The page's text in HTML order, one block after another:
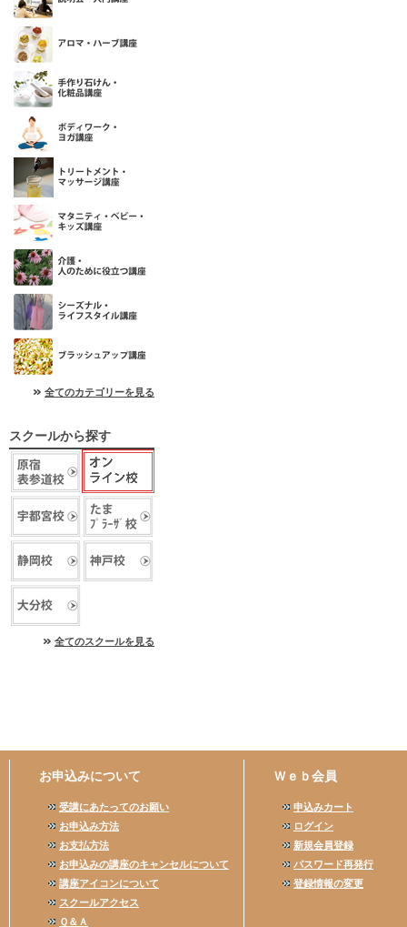
全てのカテゴリーを見る
スクールから探す
全てのスクールを見る
お申込みについて
受講にあたってのお願い
お申込み方法
お支払方法
お申込みの講座のキャンセルについて
講座アイコンについて
スクールアクセス
Ｑ＆Ａ
Ｗｅｂ会員
申込みカート
ログイン
新規会員登録
パスワード再発行
登録情報の変更